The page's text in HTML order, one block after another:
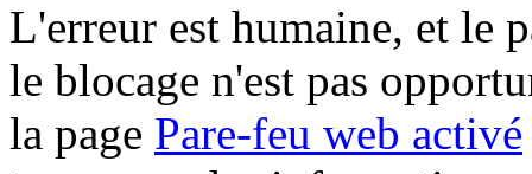
L'erreur est humaine, et le
le blocage n'est pas
la page Pare-feu web activé